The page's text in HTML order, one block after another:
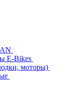
E-Bikes
моторы)